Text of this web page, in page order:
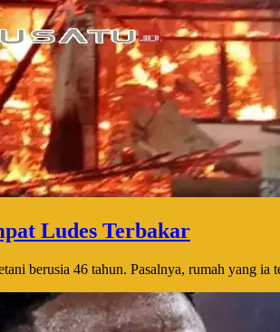
Ludes Terbakar
berusia 46 tahun. Pasalnya, rumah yang ia